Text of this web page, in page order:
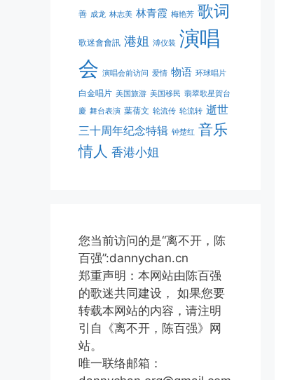
善 成龙 林志美 林青霞 梅艳芳 歌词
歌迷會會訊 港姐 溥仪装 演唱
会 演唱会前访问 爱情 物语 环球唱片
白金唱片 美国旅游 美国移民 翡翠歌星賀台
慶 舞台表演 葉蒨文 轮流传 轮流转 逝世
三十周年纪念特辑 钟楚红 音乐
情人 香港小姐
您当前访问的是“离不开，陈
百强”:dannychan.cn
郑重声明：本网站由陈百强
的歌迷共同建设， 如果您要
转载本网站的内容，请注明
引自《离不开，陈百强》网
站。
唯一联络邮箱：